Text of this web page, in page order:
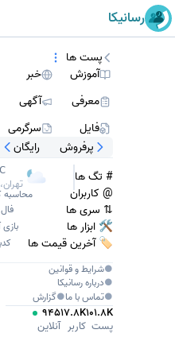
رسانیکا
انگلیسی
پست ها
آموزش
خبر
معرفی
آگهی
فایل
سرگرمی
پرفروش رایگان
# تگ ها
@ کاربران محاسبه
⇅ سری ها
🛠 ابزار ها بازی
🏷️ آخرین قیمت ها
●شرایط و قوانین
●دربارهرسانیکا
●تماس با ما●گزارش
101.8K
پست
17.8K
کاربر
945
آنلاین